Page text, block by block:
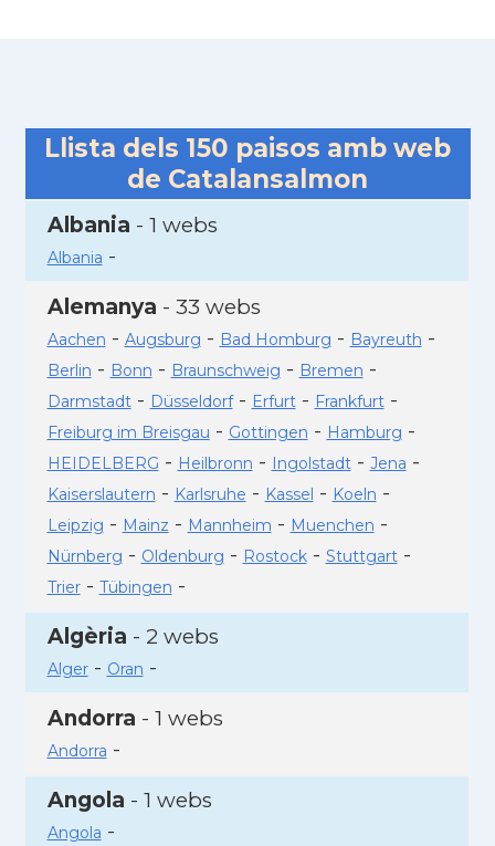
Llista dels 150 paisos amb web
de Catalansalmon
Albania - 1 webs
Albania -
Alemanya - 33 webs
Aachen - Augsburg - Bad Homburg - Bayreuth -
Berlin - Bonn - Braunschweig - Bremen -
Darmstadt- Düsseldorf- Erfurt- Frankfurt-
Freiburg im Breisgau - Gottingen - Hamburg -
HEIDELBERG - Heilbronn - Ingolstadt- Jena -
Kaiserslautern - Karlsruhe - Kassel - Koeln -
Leipzig - Mainz - Mannheim - Muenchen -
Nürnberg - Oldenburg - Rostock- Stuttgart-
Trier- Tübingen -
Algèria - 2 webs
Alger- Oran -
Andorra - 1 webs
Andorra -
Angola - 1 webs
Angola -